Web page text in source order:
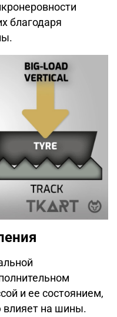
благодаря
и ее состоянием,
влияет на шины.